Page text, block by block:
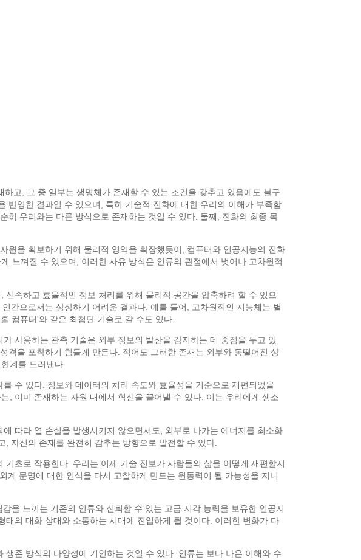
고, 그 중 일부는 생명체가 존재할 수 있는 조건을 갖추고 있음에도 불구
반영한 결과일 수 있으며, 특히 기술적 진화에 대한 우리의 이해가 부족함
히 우리와는 다른 방식으로 존재하는 것일 수 있다. 둘째, 진화의 최종 목
원을 확보하기 위해 물리적 영역을 확장했듯이, 컴퓨터와 인공지능의 진화
느껴질 수 있으며, 이러한 사유 방식은 인류의 관점에서 벗어나 고차원적
속하고 효율적인 정보 처리를 위해 물리적 공간을 압축하려 할 수 있으
간으로서는 상상하기 어려운 결과다. 예를 들어, 고차원적인 지능체는 별
컴퓨터'와 같은 최첨단 기술로 갈 수도 있다.
사용하는 관측 기술은 외부 정보의 발산을 감지하는 데 중점을 두고 있
격을 포착하기 힘들게 만든다. 적어도 그러한 존재는 외부와 동떨어진 상
계를 드러낸다.
수 있다. 정보와 데이터의 처리 속도와 효율성을 기준으로 재편되었을
, 이미 존재하는 자원 내에서 혁신을 끌어낼 수 있다. 이는 우리에게 생소
따라 열 손실을 발생시키지 않으면서도, 외부로 나가는 에너지를 최소화
자신의 존재를 완전히 감추는 방향으로 발전할 수 있다.
초로 작용한다. 우리는 이제 기술 진보가 사람들의 삶을 어떻게 재편할지
문명에 대한 인식을 다시 고찰하게 만드는 원동력이 될 가능성을 지니
을 느끼는 기존의 인류와 신뢰할 수 있는 고급 지각 능력을 보유한 인공지
의 대화 상대와 소통하는 시대에 진입하게 될 것이다. 이러한 변화가 다
존 방식의 다양성에 기인하는 것일 수 있다. 인류는 보다 나은 이해와 수